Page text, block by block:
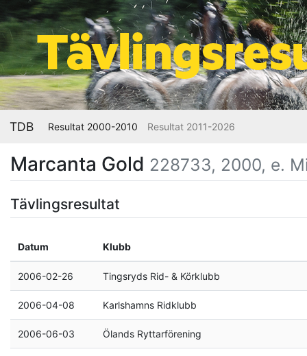
TDB Resultat 2000-2010 Resultat 2011-2026
Marcanta Gold 228733, 2000, e.
Tävlingsresultat
Datum Klubb
2006-02-26 Tingsryds Rid- & Körklubb
2006-04-08 Karlshamns Ridklubb
2006-06-03 Ölands Ryttarförening